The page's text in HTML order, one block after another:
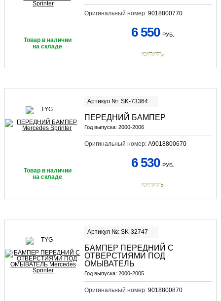
Оригинальный номер: 9018800770
Товар в наличии
на складе
6 550 РУБ.
КУПИТЬ
Артикул №: SK-73364
ПЕРЕДНИЙ БАМПЕР
Год выпуска: 2000-2006
Оригинальный номер: A9018800670
Товар в наличии
на складе
6 530 РУБ.
КУПИТЬ
Артикул №: SK-32747
БАМПЕР ПЕРЕДНИЙ С
ОТВЕРСТИЯМИ ПОД
ОМЫВАТЕЛЬ
Год выпуска: 2000-2005
Оригинальный номер: 9018800870